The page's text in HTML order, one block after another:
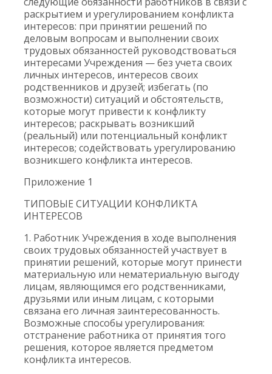
раскрытием и урегулированием конфликта
интересов: при принятии решений по
деловым вопросам и выполнении своих
трудовых обязанностей руководствоваться
интересами Учреждения — без учета своих
личных интересов, интересов своих
родственников и друзей; избегать (по
возможности) ситуаций и обстоятельств,
которые могут привести к конфликту
интересов; раскрывать возникший
(реальный) или потенциальный конфликт
интересов; содействовать урегулированию
возникшего конфликта интересов.
Приложение 1
ТИПОВЫЕ СИТУАЦИИ КОНФЛИКТА
ИНТЕРЕСОВ
1. Работник Учреждения в ходе выполнения
своих трудовых обязанностей участвует в
принятии решений, которые могут принести
материальную или нематериальную выгоду
лицам, являющимся его родственниками,
друзьями или иным лицам, с которыми
связана его личная заинтересованность.
Возможные способы урегулирования:
отстранение работника от принятия того
решения, которое является предметом
конфликта интересов.